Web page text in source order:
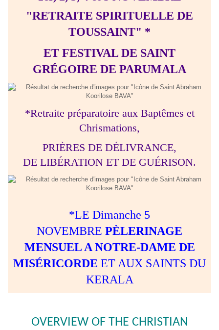
"RETRAITE SPIRITUELLE DE
TOUSSAINT" *
ET FESTIVAL DE SAINT
GRÉGOIRE DE PARUMALA
*Retraite préparatoire aux Baptêmes et
Chrismations,
PRIÈRES DE DÉLIVRANCE,
DE LIBÉRATION ET DE GUÉRISON.
*LE Dimanche 5
NOVEMBRE PÈLERINAGE
MENSUEL A NOTRE-DAME DE
MISÉRICORDE ET AUX SAINTS DU
KERALA
OVERVIEW OF THE CHRISTIAN